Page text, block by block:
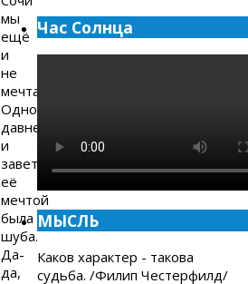
мы
ещё
и
не
мечтали.
Одной
давней
и
заветной
её
мечтой
была
шуба.
Да-
да,
Час Солнца
МЫСЛЬ
Каков характер - такова
судьба. /Филип Честерфилд/